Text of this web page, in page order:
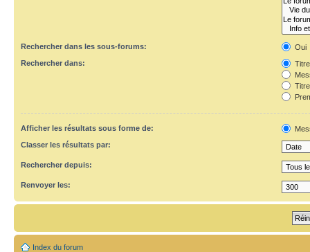
Rechercher dans les sous-forums:
Oui
Rechercher dans:
Afficher les résultats sous forme de:
Classer les résultats par:
Rechercher depuis:
Renvoyer les:
Index du forum